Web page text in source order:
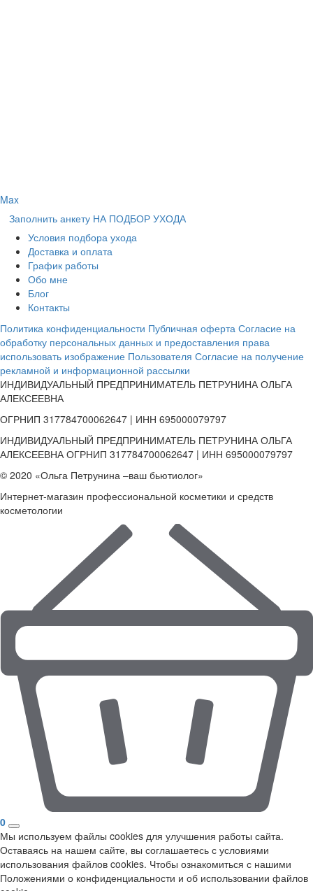
Max
Заполнить анкету НА ПОДБОР УХОДА
Условия подбора ухода
Доставка и оплата
График работы
Обо мне
Блог
Контакты
Политика конфиденциальности Публичная оферта Согласие на
обработку персональных данных и предоставления права
использовать изображение Пользователя Согласие на получение
рекламной и информационной рассылки
ИНДИВИДУАЛЬНЫЙ ПРЕДПРИНИМАТЕЛЬ ПЕТРУНИНА ОЛЬГА
АЛЕКСЕЕВНА
ОГРНИП 317784700062647 | ИНН 695000079797
ИНДИВИДУАЛЬНЫЙ ПРЕДПРИНИМАТЕЛЬ ПЕТРУНИНА ОЛЬГА
АЛЕКСЕЕВНА ОГРНИП 317784700062647 | ИНН 695000079797
© 2020 «Ольга Петрунина –ваш бьютиолог»
Интернет-магазин профессиональной косметики и средств
косметологии
0
Мы используем файлы cookies для улучшения работы сайта.
Оставаясь на нашем сайте, вы соглашаетесь с условиями
использования файлов cookies. Чтобы ознакомиться с нашими
Положениями о конфиденциальности и об использовании файлов